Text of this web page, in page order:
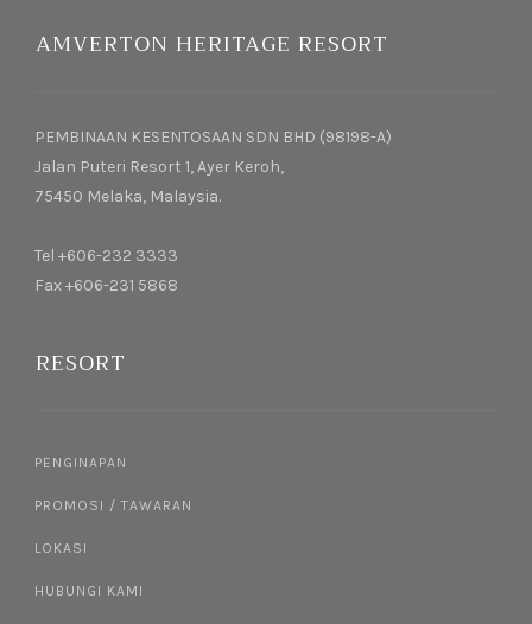
AMVERTON HERITAGE RESORT
PEMBINAAN KESENTOSAAN SDN BHD (98198-A)
Jalan Puteri Resort 1, Ayer Keroh,
75450 Melaka, Malaysia.
Tel +606-232 3333
Fax +606-231 5868
RESORT
PENGINAPAN
PROMOSI / TAWARAN
LOKASI
HUBUNGI KAMI